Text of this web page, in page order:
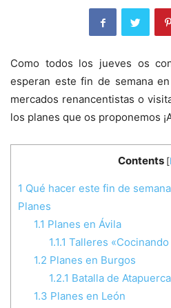
Como todos los jueves os
esperan este fin de semana
mercados renancentistas o
los planes que os proponemos
Contents [
1 Qué hacer este fin de
Planes
1.1 Planes en Ávila
1.1.1 Talleres
1.2 Planes en Burgos
1.2.1 Batalla de Atapuerca
1.3 Planes en León